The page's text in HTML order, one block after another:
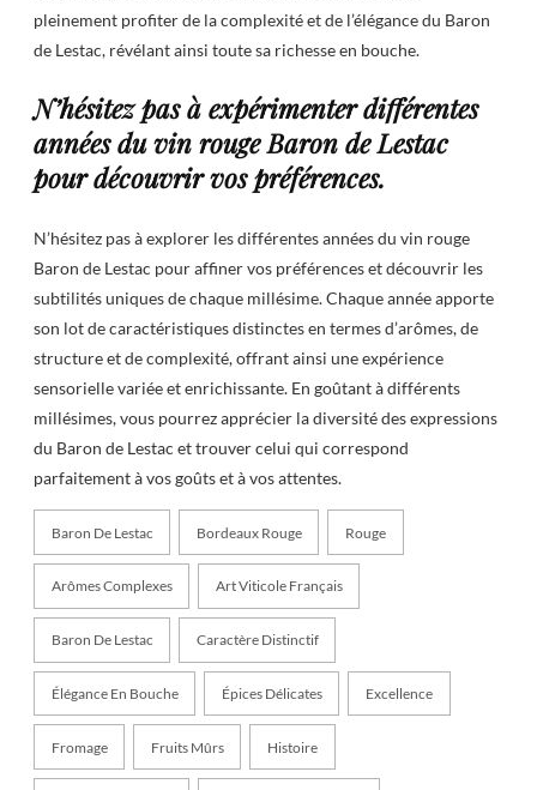
pleinement profiter de la complexité et de l’élégance du Baron
de Lestac, révélant ainsi toute sa richesse en bouche.
N’hésitez pas à expérimenter différentes
années du vin rouge Baron de Lestac
pour découvrir vos préférences.
N’hésitez pas à explorer les différentes années du vin rouge
Baron de Lestac pour affiner vos préférences et découvrir les
subtilités uniques de chaque millésime. Chaque année apporte
son lot de caractéristiques distinctes en termes d’arômes, de
structure et de complexité, offrant ainsi une expérience
sensorielle variée et enrichissante. En goûtant à différents
millésimes, vous pourrez apprécier la diversité des expressions
du Baron de Lestac et trouver celui qui correspond
parfaitement à vos goûts et à vos attentes.
Baron De Lestac Bordeaux Rouge Rouge
Arômes Complexes Art Viticole Français
Baron De Lestac Caractère Distinctif
Élégance En Bouche Épices Délicates Excellence
Fromage Fruits Mûrs Histoire